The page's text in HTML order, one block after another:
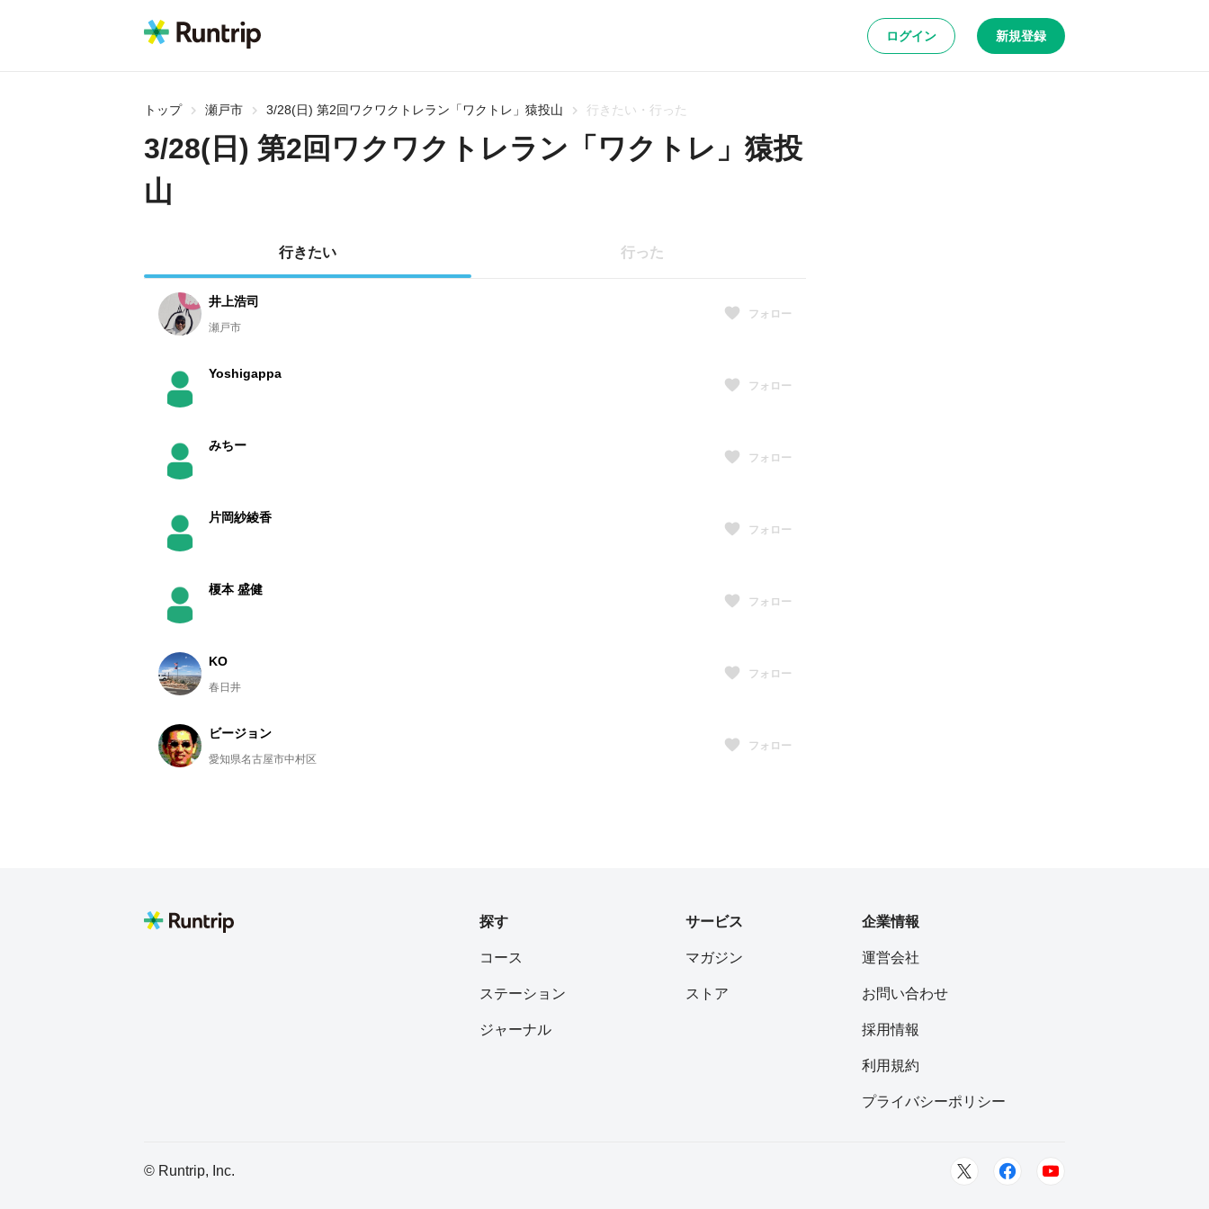
ログイン 新規登録
トップ 瀬戸市 3/28(日) 第2回ワクワクトレラン「ワクトレ」猿投山 行きたい・行った
3/28(日) 第2回ワクワクトレラン「ワクトレ」猿投
山
行きたい 行った
井上浩司
瀬戸市
フォロー
Yoshigappa
フォロー
みちー
フォロー
片岡紗綾香
フォロー
榎本 盛健
フォロー
KO
春日井
フォロー
ビージョン
愛知県名古屋市中村区
フォロー
Canvas777
探す
コース
ステーション
ジャーナル
サービス
マガジン
ストア
企業情報
運営会社
お問い合わせ
採用情報
利用規約
プライバシーポリシー
© Runtrip, Inc.